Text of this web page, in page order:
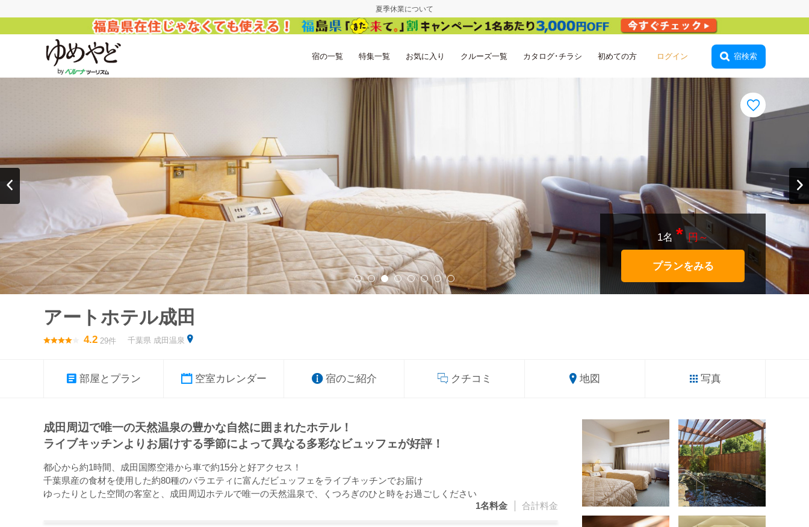
夏季休業について
宿の一覧 特集一覧 お気に入り クルーズ一覧 カタログ･チラシ 初めての方 会員登録 宿検索
1名 * 円～
プランをみる
アートホテル成田
4.2 29件 千葉県 成田温泉
部屋とプラン 空室カレンダー 宿のご紹介 クチコミ 地図 写真
成田周辺で唯一の天然温泉の豊かな自然に囲まれたホテル！
ライブキッチンよりお届けする季節によって異なる多彩なビュッフェが好評！
都心から約1時間、成田国際空港から車で約15分と好アクセス！
千葉県産の食材を使用した約80種のバラエティに富んだビュッフェをライブキッチンでお届け
ゆったりとした空間の客室と、成田周辺ホテルで唯一の天然温泉で、くつろぎのひと時をお過ごしください
1名料金 合計料金